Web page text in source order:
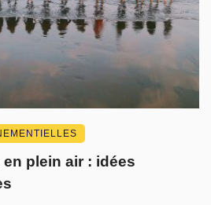
en plein air : idées